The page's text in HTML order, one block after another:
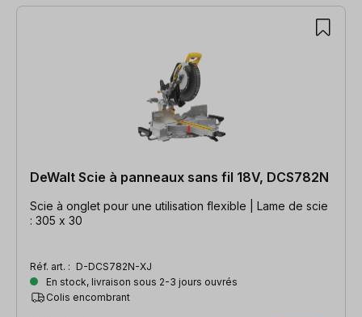
DeWalt Scie à panneaux sans fil 18V, DCS782N
Scie à onglet pour une utilisation flexible | Lame de scie
: 305 x 30
Réf. art. : D-DCS782N-XJ
En stock, livraison sous 2-3 jours ouvrés
Colis encombrant